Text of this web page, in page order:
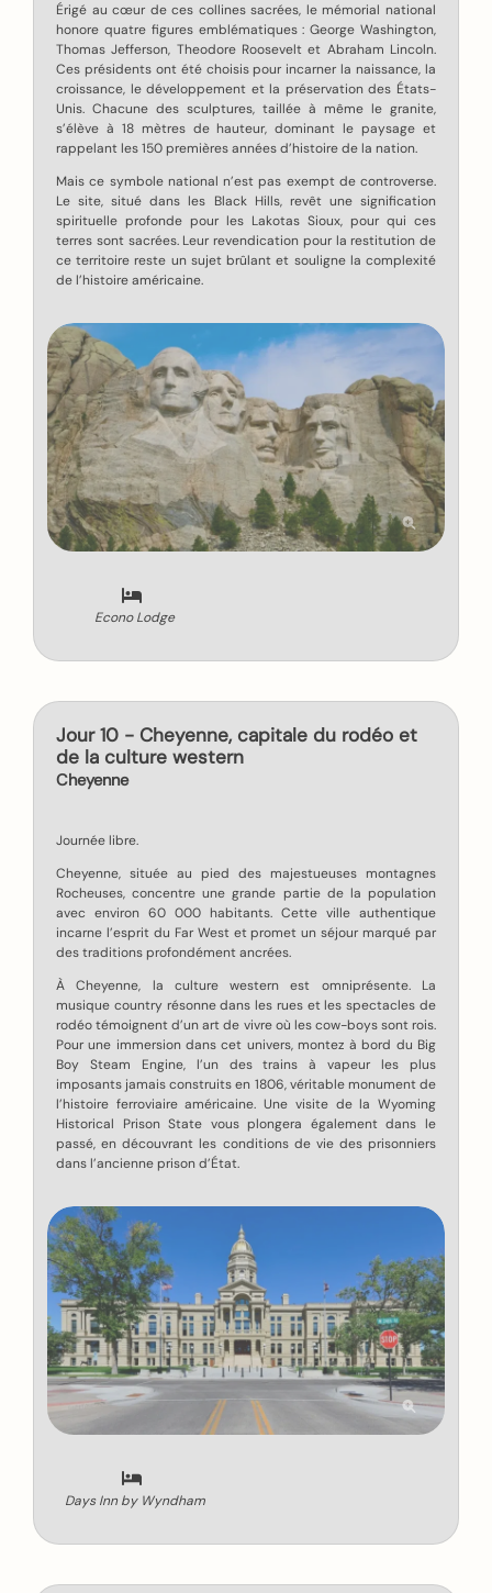
Érigé au cœur de ces collines sacrées, le mémorial national
honore quatre figures emblématiques : George Washington,
Thomas Jefferson, Theodore Roosevelt et Abraham Lincoln.
Ces présidents ont été choisis pour incarner la naissance, la
croissance, le développement et la préservation des États-
Unis. Chacune des sculptures, taillée à même le granite,
s’élève à 18 mètres de hauteur, dominant le paysage et
rappelant les 150 premières années d’histoire de la nation.
Mais ce symbole national n’est pas exempt de controverse.
Le site, situé dans les Black Hills, revêt une signification
spirituelle profonde pour les Lakotas Sioux, pour qui ces
terres sont sacrées. Leur revendication pour la restitution de
ce territoire reste un sujet brûlant et souligne la complexité
de l’histoire américaine.
Econo Lodge
Jour 10 - Cheyenne, capitale du rodéo et
de la culture western
Cheyenne
Journée libre.
Cheyenne, située au pied des majestueuses montagnes
Rocheuses, concentre une grande partie de la population
avec environ 60 000 habitants. Cette ville authentique
incarne l’esprit du Far West et promet un séjour marqué par
des traditions profondément ancrées.
À Cheyenne, la culture western est omniprésente. La
musique country résonne dans les rues et les spectacles de
rodéo témoignent d’un art de vivre où les cow-boys sont rois.
Pour une immersion dans cet univers, montez à bord du Big
Boy Steam Engine, l’un des trains à vapeur les plus
imposants jamais construits en 1806, véritable monument de
l’histoire ferroviaire américaine. Une visite de la Wyoming
Historical Prison State vous plongera également dans le
passé, en découvrant les conditions de vie des prisonniers
dans l’ancienne prison d’État.
Days Inn by Wyndham